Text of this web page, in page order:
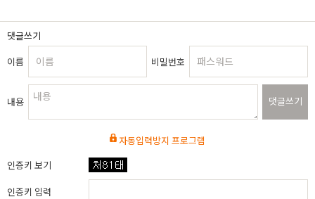
댓글쓰기
이름
비밀번호
내용 댓글쓰기
자동입력방지 프로그램
인증키 보기
인증키 입력